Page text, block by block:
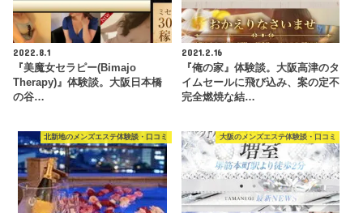
2022.8.1
『美魔女セラピー(Bimajo
Therapy)』体験談。大阪日本橋
の谷…
2021.2.16
『俺の家』体験談。大阪高津のタ
イムセールに飛び込み、案の定不
完全燃焼な結…
北新地のメンズエステ体験談・口コミ 大阪のメンズエステ体験談・口コミ